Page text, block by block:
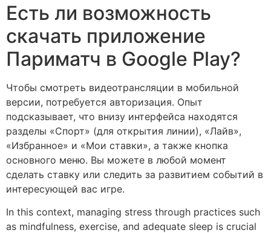
Есть ли возможность
скачать приложение
Париматч в Google Play?
Чтобы смотреть видеотрансляции в мобильной
версии, потребуется авторизация. Опыт
подсказывает, что внизу интерфейса находятся
разделы «Спорт» (для открытия линии), «Лайв»,
«Избранное» и «Мои ставки», а также кнопка
основного меню. Вы можете в любой момент
сделать ставку или следить за развитием событий в
интересующей вас игре.
In this context, managing stress through practices such
as mindfulness, exercise, and adequate sleep is crucial